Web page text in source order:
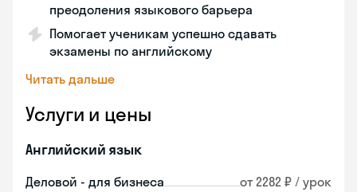
преодоления языкового барьера
Помогает ученикам успешно сдавать
экзамены по английскому
Читать дальше
Услуги и цены
Английский язык
Деловой - для бизнеса от 2282 ₽ / урок